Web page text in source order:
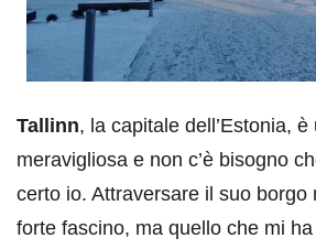
Tallinn, la capitale dell’Estonia, è
meravigliosa e non c’è bisogno
certo io. Attraversare il suo borgo
forte fascino, ma quello che mi